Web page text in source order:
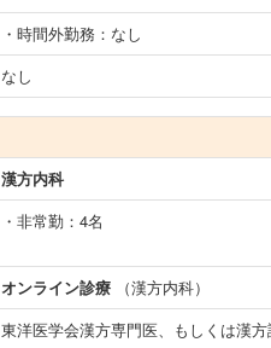
・時間外勤務：なし
なし
漢方内科
・非常勤：4名
オンライン診療 （漢方内科）
東洋医学会漢方専門医、もしくは漢